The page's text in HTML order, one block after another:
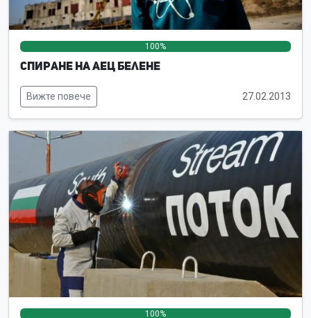
100%
Спиране на АЕЦ Белене
Вижте повече 27.02.2013
100%